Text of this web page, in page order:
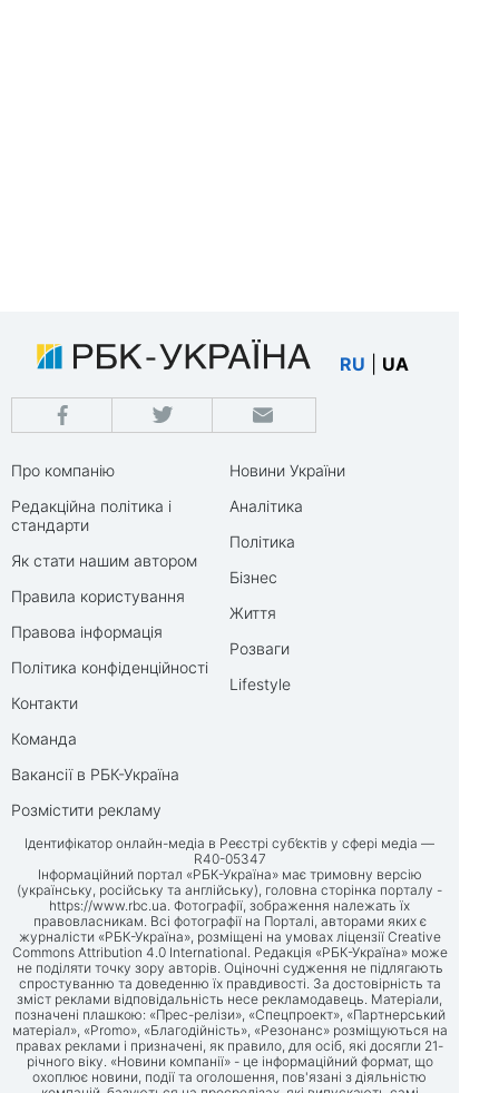
RU UA
Про компанію
Редакційна політика і
стандарти
Як стати нашим автором
Правила користування
Правова інформація
Політика конфіденційності
Контакти
Команда
Вакансії в РБК-Україна
Розмістити рекламу
Новини України
Аналітика
Політика
Бізнес
Життя
Розваги
Lifestyle
Ідентифікатор онлайн-медіа в Реєстрі суб’єктів у сфері медіа —
R40-05347
Інформаційний портал «РБК-Україна» має тримовну версію
(українську, російську та англійську), головна сторінка порталу -
https://www.rbc.ua. Фотографії, зображення належать їх
правовласникам. Всі фотографії на Порталі, авторами яких є
журналісти «РБК-Україна», розміщені на умовах ліцензії Creative
Commons Attribution 4.0 International. Редакція «РБК-Україна» може
не поділяти точку зору авторів. Оціночні судження не підлягають
спростуванню та доведенню їх правдивості. За достовірність та
зміст реклами відповідальність несе рекламодавець. Матеріали,
позначені плашкою: «Прес-релізи», «Спецпроект», «Партнерський
матеріал», «Promo», «Благодійність», «Резонанс» розміщуються на
правах реклами і призначені, як правило, для осіб, які досягли 21-
річного віку. «Новини компанії» - це інформаційний формат, що
охоплює новини, події та оголошення, пов'язані з діяльністю